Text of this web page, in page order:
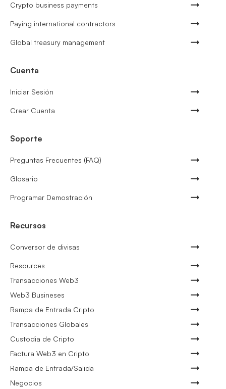
Crypto business payments
Paying international contractors
Global treasury management
Cuenta
Iniciar Sesión
Crear Cuenta
Soporte
Preguntas Frecuentes (FAQ)
Glosario
Programar Demostración
Recursos
Conversor de divisas
Resources
Transacciones Web3
Web3 Busineses
Rampa de Entrada Cripto
Transacciones Globales
Custodia de Cripto
Factura Web3 en Cripto
Rampa de Entrada/Salida
Negocios